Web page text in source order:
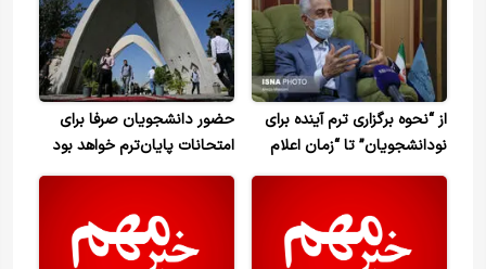
از “نحوه برگزاری ترم آینده برای
نودانشجویان” تا “زمان اعلام
نتایج نهایی کنکور”
حضور دانشجویان صرفا برای
امتحانات پایان‌ترم خواهد بود